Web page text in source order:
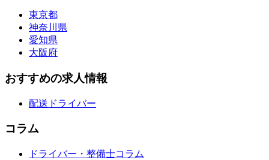
東京都
神奈川県
愛知県
大阪府
おすすめの求人情報
配送ドライバー
コラム
ドライバー・整備士コラム